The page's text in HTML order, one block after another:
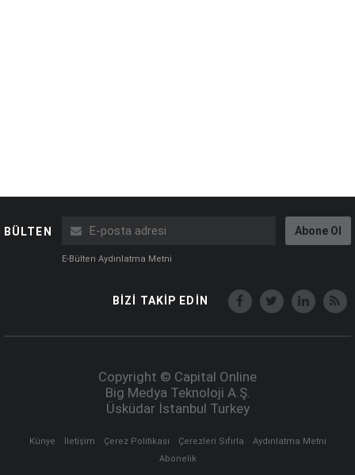
BÜLTEN Abone Ol
E-Bülten Aydınlatma Metni
BİZİ TAKİP EDİN
Copyright © Capital Online
Big Medya Teknoloji A.Ş.
Üsküdar İstanbul Turkey
Künye İletişim Çerez Politikası Çerezleri Sıfırla
Aydınlatma Metni
Abonelik